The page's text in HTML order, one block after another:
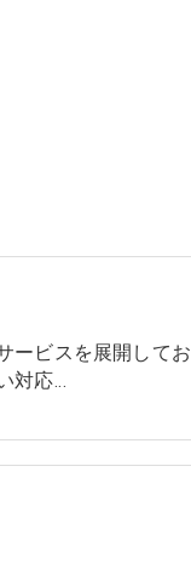
ービスを展開してお
対応…